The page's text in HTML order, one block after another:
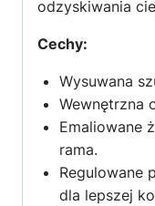
odzyskiwania
Cechy:
Wysuwana
Wewnętrzna
Emaliowane
rama.
Regulowane
dla lepszej